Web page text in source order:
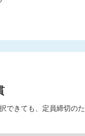
できても、定員締切の